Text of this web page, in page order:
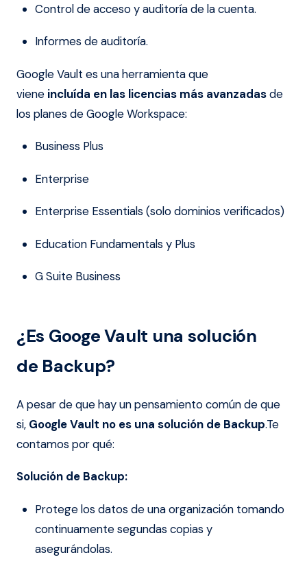
Control de acceso y auditoría de la cuenta.
Informes de auditoría.
Google Vault es una herramienta que
viene incluída en las licencias más avanzadasde
los planes de Google Workspace:
Business Plus
Enterprise
Enterprise Essentials (solo dominios verificados)
Education Fundamentals y Plus
G Suite Business
¿Es Googe Vault una solución
de Backup?
A pesar de que hay un pensamiento común de que
si, Google Vault no es una solución de Backup.Te
contamos por qué:
Solución de Backup:
Protege los datos de una organización tomando
continuamente segundas copias y
asegurándolas.